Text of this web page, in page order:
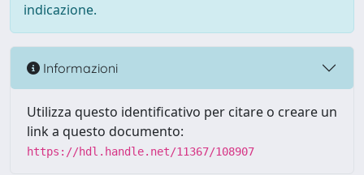
indicazione.
Informazioni
Utilizza questo identificativo per citare o creare un
link a questo documento:
https://hdl.handle.net/11367/108907